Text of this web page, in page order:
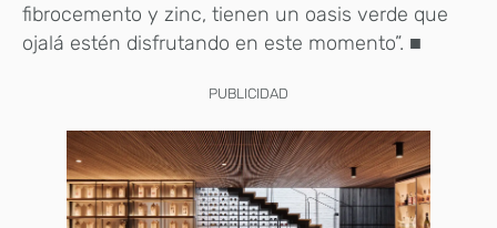
fibrocemento y zinc, tienen un oasis verde que
ojalá estén disfrutando en este momento”. ■
PUBLICIDAD